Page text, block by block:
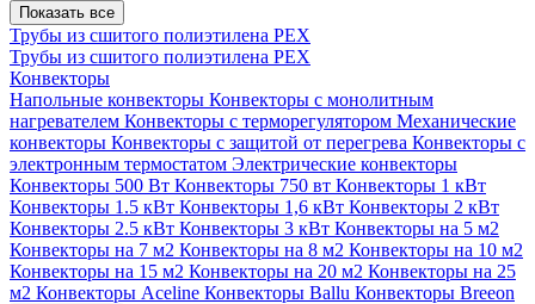
Показать все
Трубы из сшитого полиэтилена PEX
Трубы из сшитого полиэтилена PEX
Конвекторы
Напольные конвекторы Конвекторы с монолитным
нагревателем Конвекторы с терморегулятором Механические
конвекторы Конвекторы с защитой от перегрева Конвекторы с
электронным термостатом Электрические конвекторы
Конвекторы 500 Вт Конвекторы 750 вт Конвекторы 1 кВт
Конвекторы 1.5 кВт Конвекторы 1,6 кВт Конвекторы 2 кВт
Конвекторы 2.5 кВт Конвекторы 3 кВт Конвекторы на 5 м2
Конвекторы на 7 м2 Конвекторы на 8 м2 Конвекторы на 10 м2
Конвекторы на 15 м2 Конвекторы на 20 м2 Конвекторы на 25
м2 Конвекторы Aceline Конвекторы Ballu Конвекторы Breeon